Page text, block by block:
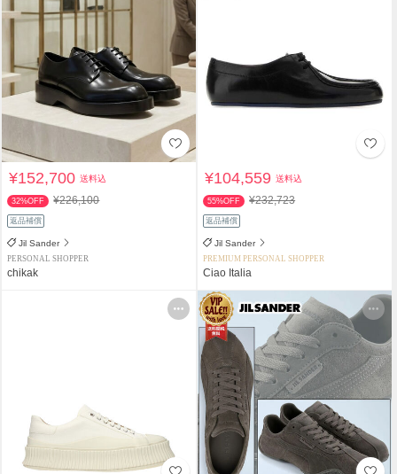
¥152,700送料込
32%OFF ¥226,100
返品補償
Jil Sander
PERSONAL SHOPPER
chikak
¥104,559送料込
55%OFF ¥232,723
返品補償
Jil Sander
PREMIUM PERSONAL SHOPPER
Ciao Italia